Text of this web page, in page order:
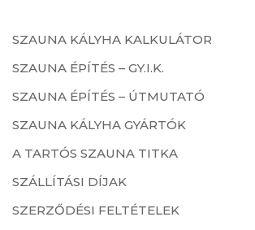
SZAUNA KÁLYHA KALKULÁTOR
SZAUNA ÉPÍTÉS – GY.I.K.
SZAUNA ÉPÍTÉS – ÚTMUTATÓ
SZAUNA KÁLYHA GYÁRTÓK
A TARTÓS SZAUNA TITKA
SZÁLLÍTÁSI DÍJAK
SZERZŐDÉSI FELTÉTELEK